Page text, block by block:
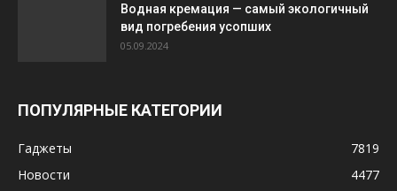
Водная кремация — самый экологичный
вид погребения усопших
05.09.2024
ПОПУЛЯРНЫЕ КАТЕГОРИИ
Гаджеты
7819
Новости
4477